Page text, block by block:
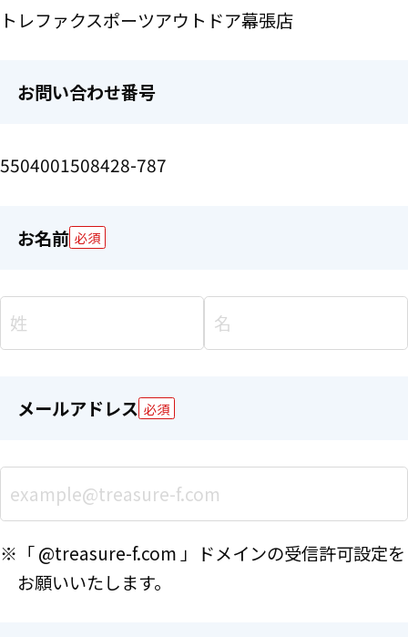
トレファクスポーツアウトドア幕張店
お問い合わせ番号
5504001508428-787
お名前 必須
メールアドレス 必須
※「 @treasure-f.com 」ドメインの受信許可設定を
お願いいたします。